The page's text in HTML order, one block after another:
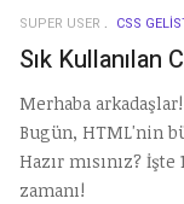
SUPER USER CSS
Sık Kullanılan
Merhaba
Bugün, HTML'nin
Hazır mısınız?
zamanı!